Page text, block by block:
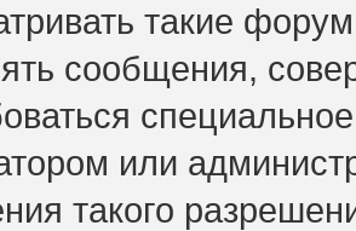
такие
сообщения,
или
такого